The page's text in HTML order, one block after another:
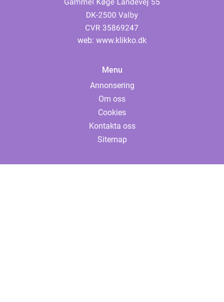
web: www.klikko.dk
Menu
Annonsering
Om oss
Cookies
Kontakta oss
Sitemap